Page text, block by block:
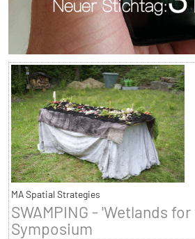
MA Spatial Strategies
SWAMPING - 'Wetlands
Symposium